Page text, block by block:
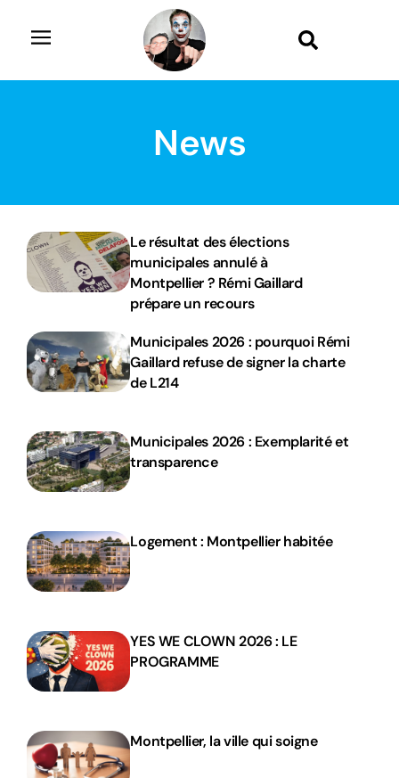
News
Le résultat des élections
municipales annulé à
Montpellier ? Rémi Gaillard
prépare un recours
Municipales 2026 : pourquoi Rémi
Gaillard refuse de signer la charte
de L214
Municipales 2026 : Exemplarité et
transparence
Logement : Montpellier habitée
YES WE CLOWN 2026 : LE
PROGRAMME
Montpellier, la ville qui soigne